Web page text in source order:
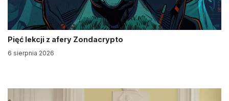
Pięć lekcji z afery Zondacrypto
6 sierpnia 2026